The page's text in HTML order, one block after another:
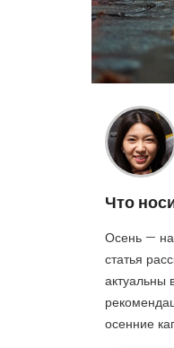
Что
Осень —
статья
актуальны
осенние